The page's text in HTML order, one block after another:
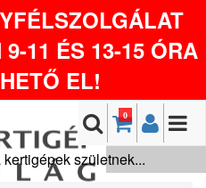
11 ÉS 13-15 ÓRA
EL!
0
születnek...